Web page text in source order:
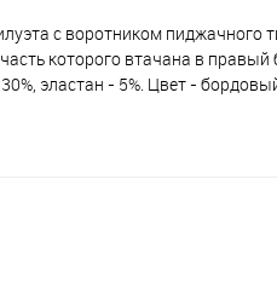
с воротником
которого втачана в
эластан - 5%. Цвет -